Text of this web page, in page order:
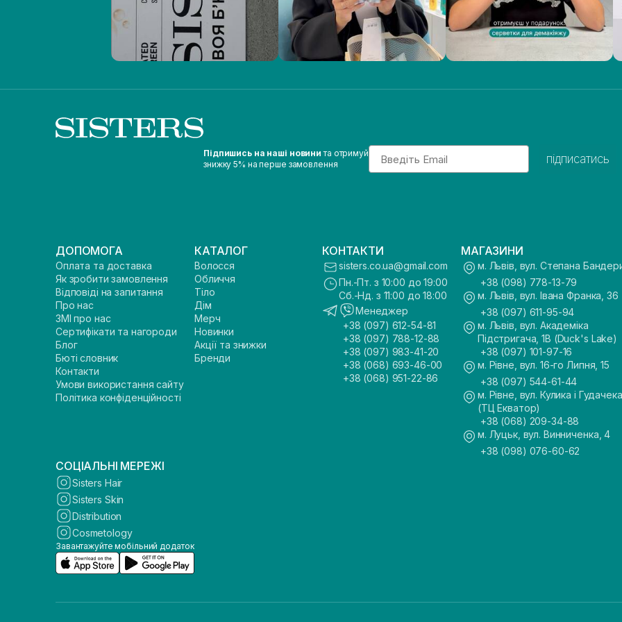
Підпишись на наші новини та отримуй
знижку 5% на перше замовлення
Email
підписатись
ДОПОМОГА
Оплата та доставка
Як зробити замовлення
Відповіді на запитання
Про нас
ЗМІ про нас
Сертифікати та нагороди
Блог
Бюті словник
Контакти
Умови використання сайту
Політика конфіденційності
КАТАЛОГ
Волосся
Обличчя
Тіло
Дім
Мерч
Новинки
Акції та знижки
Бренди
КОНТАКТИ
sisters.co.ua@gmail.com
Пн.-Пт. з 10:00 до 19:00
Сб.-Нд. з 11:00 до 18:00
Менеджер
+38 (097) 612-54-81
+38 (097) 788-12-88
+38 (097) 983-41-20
+38 (068) 693-46-00
+38 (068) 951-22-86
МАГАЗИНИ
м. Львів, вул. Степана
+38 (098) 778-13-79
м. Львів, вул. Івана Франка, 36
+38 (097) 611-95-94
м. Львів, вул. Академіка
Підстригача, 1В (Duck's Lake)
+38 (097) 101-97-16
м. Рівне, вул. 16-го Липня, 15
+38 (097) 544-61-44
м. Рівне, вул. Кулика і
(ТЦ Екватор)
+38 (068) 209-34-88
м. Луцьк, вул. Винниченка, 4
+38 (098) 076-60-62
СОЦІАЛЬНІ МЕРЕЖІ
Sisters Hair
Sisters Skin
Distribution
Cosmetology
Завантажуйте мобільний додаток